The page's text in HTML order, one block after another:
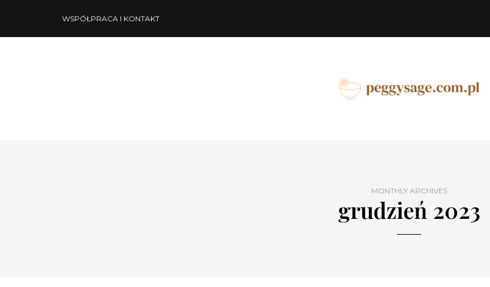
WSPÓŁPRACA I KONTAKT
MONTHLY ARCHIVES
grudzień 2023